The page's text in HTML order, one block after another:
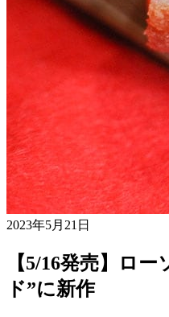
2023年5月21日
【5/16発売】ロ
ド”に新作